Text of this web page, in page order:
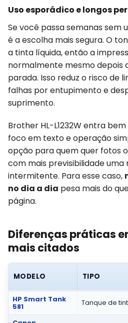
Uso esporádico e longos
Se você passa semanas sem
é a escolha mais segura. O
a tinta líquida, então a
normalmente mesmo depois
parada. Isso reduz o risco de
falhas por entupimento e
suprimento.
Brother HL-L1232W entra
foco em texto e operação
opção para quem quer fotos
com mais previsibilidade uma
intermitente. Para esse caso,
no dia a dia pesa mais do
página.
Diferenças práticas
mais citados
MODELO TIPO
HP Smart Tank
581 Tanque de